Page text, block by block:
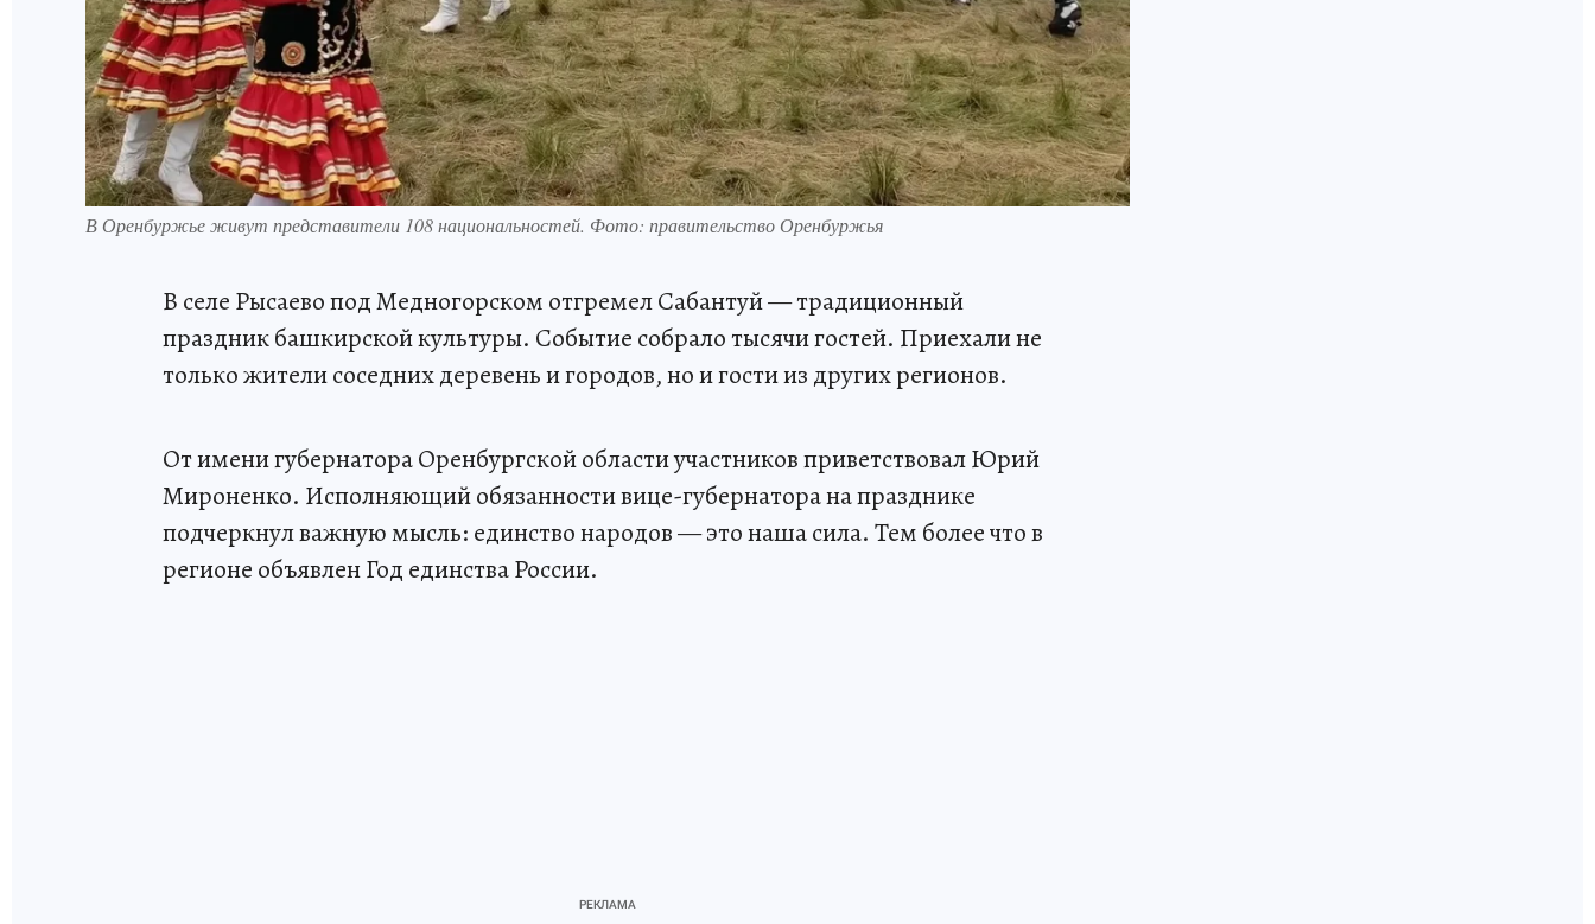
В Оренбуржье живут представители 108 национальностей. Фото: правительство Оренбуржья
В селе Рысаево под Медногорском отгремел Сабантуй — традиционный
праздник башкирской культуры. Событие собрало тысячи гостей. Приехали не
только жители соседних деревень и городов, но и гости из других регионов.
От имени губернатора Оренбургской области участников приветствовал Юрий
Мироненко. Исполняющий обязанности вице-губернатора на празднике
подчеркнул важную мысль: единство народов — это наша сила. Тем более что в
регионе объявлен Год единства России.